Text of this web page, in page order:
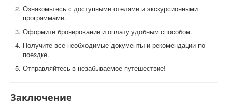
Ознакомьтесь с доступными отелями и экскурсионными
программами.
Оформите бронирование и оплату удобным способом.
Получите все необходимые документы и рекомендации по
поездке.
Отправляйтесь в незабываемое путешествие!
Заключение